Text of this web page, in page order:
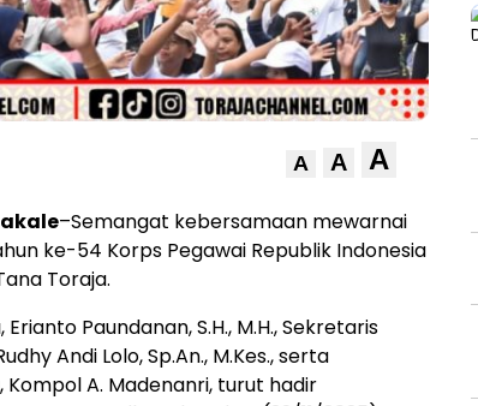
A A A
–Semangat kebersamaan mewarnai
ke-54 Korps Pegawai Republik Indonesia
Toraja.
Paundanan, S.H., M.H., Sekretaris
Andi Lolo, Sp.An., M.Kes., serta
A. Madenanri, turut hadir